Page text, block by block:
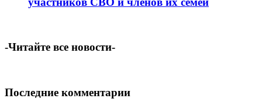
-Читайте все новости-
Последние комментарии